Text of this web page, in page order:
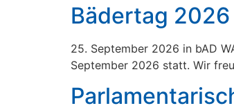
Bädertag 2026
25. September 2026 in bAD
September 2026 statt. Wir